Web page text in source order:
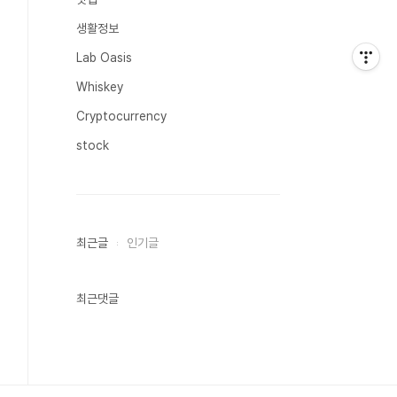
생활정보
Lab Oasis
Whiskey
Cryptocurrency
stock
최근글 인기글
최근댓글